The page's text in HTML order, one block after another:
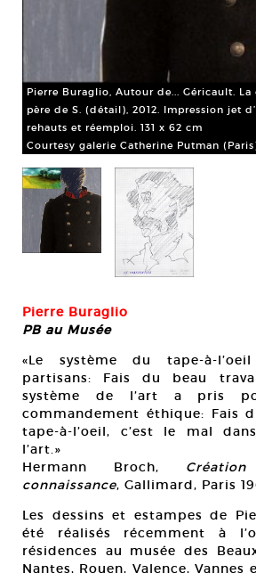
Pierre Buraglio, Autour de... Géricault.
père de S. (détail), 2012. Impression jet
rehauts et réemploi. 131 x 62 cm
Courtesy galerie Catherine Putman
Pierre Buraglio
PB au Musée
«Le système du tape-à-
partisans: Fais du beau
système de l’art a pris
commandement éthique: Fais
tape-à-l’oeil, c’est le mal
l’art.»
Hermann Broch,
connaissance, Gallimard, Paris
Les dessins et estampes de
été réalisés récemment à
résidences au musée des
Nantes, Rouen, Valence, Vannes